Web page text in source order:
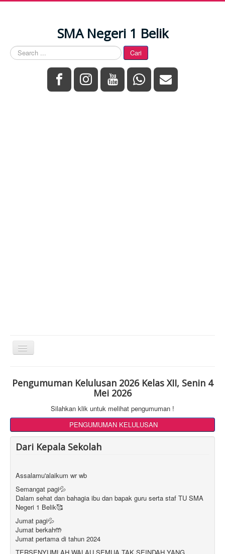
SMA Negeri 1 Belik
Search
...
Cari
Toggle
Navigation
Pengumuman Kelulusan 2026 Kelas XII, Senin 4
Mei 2026
Silahkan klik untuk melihat pengumuman !
PENGUMUMAN KELULUSAN
Dari Kepala Sekolah
Assalamu'alaikum wr wb
Semangat pagi💦
Dalam sehat dan bahagia ibu dan bapak guru serta staf TU SMA
Negeri 1 Belik🥰
Jumat pagi💦
Jumat berkah🤲
Jumat pertama di tahun 2024